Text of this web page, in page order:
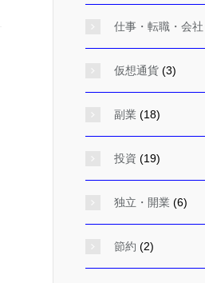
仕事・転職・会社
仮想通貨 (3)
副業 (18)
投資 (19)
独立・開業 (6)
節約 (2)